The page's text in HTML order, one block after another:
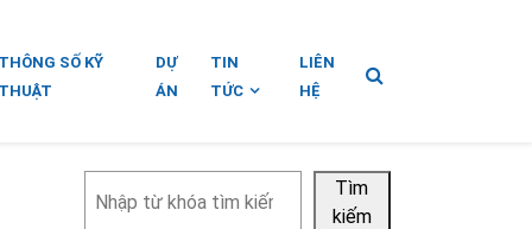
SỐ KỸ
DỰ
ÁN
TIN
TỨC
LIÊN
HỆ
kiếm
Tìm
kiếm